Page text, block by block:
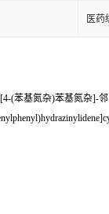
医药
(苯基氮杂)苯基氮杂]-